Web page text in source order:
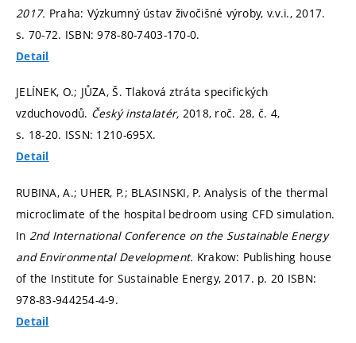
2017. Praha: Výzkumný ústav živočišné výroby, v.v.i., 2017.
s. 70-72. ISBN: 978-80-7403-170-0.
Detail
JELÍNEK, O.; JŮZA, Š. Tlaková ztráta specifických
vzduchovodů. Český instalatér, 2018, roč. 28, č. 4,
s. 18-20. ISSN: 1210-695X.
Detail
RUBINA, A.; UHER, P.; BLASINSKI, P. Analysis of the thermal
microclimate of the hospital bedroom using CFD simulation.
In 2nd International Conference on the Sustainable Energy
and Environmental Development. Krakow: Publishing house
of the Institute for Sustainable Energy, 2017. p. 20 ISBN:
978-83-944254-4-9.
Detail